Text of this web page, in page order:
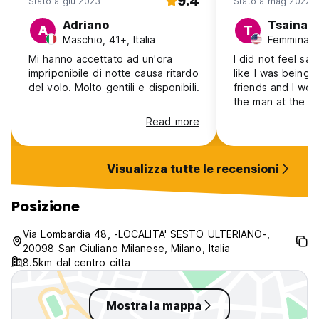
CIN: IT015195A1SLWNTEJU
A Adriano
Maschio, 41+, Italia
Mi hanno accettato ad un'ora
impriponibile di notte causa ritardo
del volo. Molto gentili e disponibili.
Read more
T Tsaina
Femmina,
I did not feel
like I was being
friends and I
the man at the
is by car.
Visualizza tutte le recensioni
Posizione
Via Lombardia 48, -LOCALITA' SESTO ULTERIANO-,
20098 San Giuliano Milanese, Milano, Italia
8.5km dal centro citta
Mostra la mappa